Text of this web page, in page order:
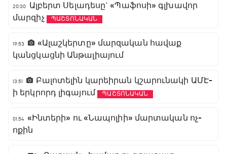
20:30
Ալբերտ Սելադեսը` «Պաֆոսի» գլխավոր
մարզիչ
ՊԱՇՏՈՆԱԿԱՆ
19:53
«Ալաշկերտը» մարզական հավաք
կանցկացնի Անթալիայում
13:51
Բալոտելին կարեիրան կշարունակի ԱՄԷ-
ի երկրորդ լիգայում
ՊԱՇՏՈՆԱԿԱՆ
01:54 «Ինտերի» ու «Նապոլիի» մարտական ոչ-
ոքին